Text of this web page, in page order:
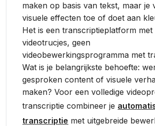
maken op basis van tekst, maar je
visuele effecten toe of doet aan
Het is een transcriptieplatform met
videotrucjes, geen
videobewerkingsprogramma met
Wat is je belangrijkste behoefte:
gesproken content of visuele
maken? Voor een volledige
transcriptie combineer je
transcriptie met uitgebreide